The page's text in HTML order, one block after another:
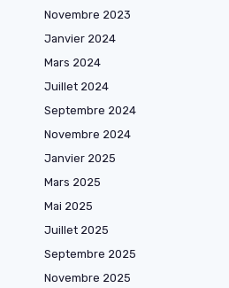
Novembre 2023
Janvier 2024
Mars 2024
Juillet 2024
Septembre 2024
Novembre 2024
Janvier 2025
Mars 2025
Mai 2025
Juillet 2025
Septembre 2025
Novembre 2025